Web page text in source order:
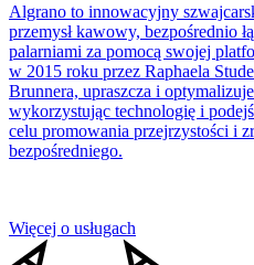
Algrano to innowacyjny
przemysł kawowy, bezpośrednio
palarniami za pomocą swojej
w 2015 roku przez Raphaela
Brunnera, upraszcza i
wykorzystując technologię i
celu promowania przejrzystości i
bezpośredniego.
Więcej o usługach